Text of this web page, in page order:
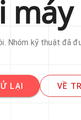
Nhóm kỹ thuật đã
LẠI VỀ